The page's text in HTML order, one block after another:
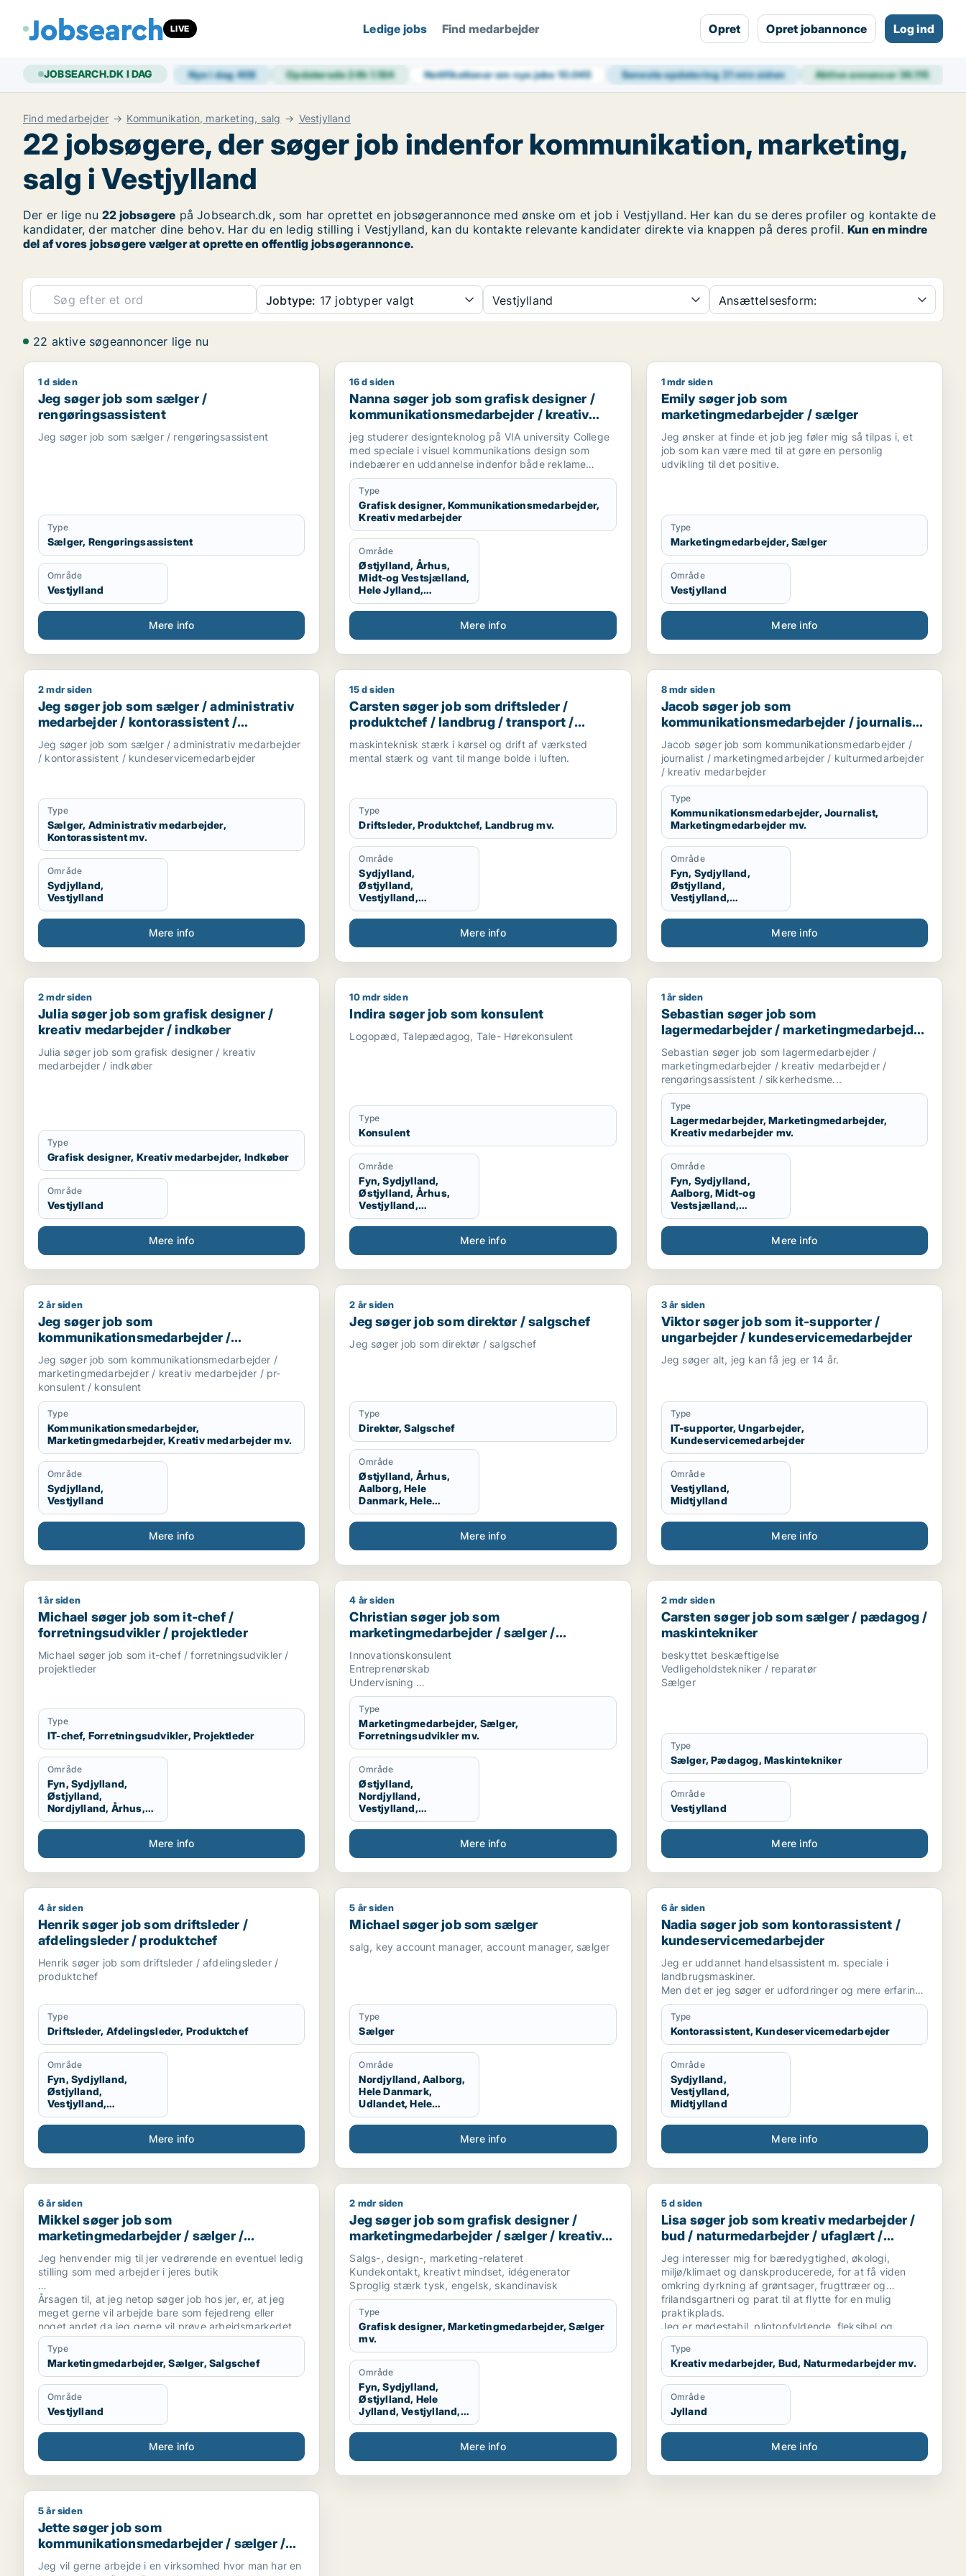
LIVE Ledige jobs Find medarbejder Opret Opret jobannonce Log ind
JOBSEARCH.DK I DAG Nye i dag408 Opdaterede 24h1.184 Notifikationer om nye jobs10.045 Seneste opdatering21 min siden Aktive annoncer36.115
Find medarbejder Kommunikation, marketing, salg Vestjylland
22 jobsøgere, der søger job indenfor kommunikation, marketing,
salg i Vestjylland
Der er lige nu 22 jobsøgere på Jobsearch.dk, som har oprettet en jobsøgerannonce med ønske om et job i Vestjylland. Her kan du se deres profiler og kontakte de
kandidater, der matcher dine behov. Har du en ledig stilling i Vestjylland, kan du kontakte relevante kandidater direkte via knappen på deres profil.Kun en mindre
del af vores jobsøgere vælger at oprette en offentlig jobsøgerannonce.
Jobtype: 17 jobtyper valgt Vestjylland Ansættelsesform:
22 aktive søgeannoncer lige nu
Jeg søger job som sælger / rengøringsassistent
1 d siden
Jeg søger job som sælger /
rengøringsassistent
Jeg søger job som sælger / rengøringsassistent
Type
Sælger, Rengøringsassistent
Område
Vestjylland
Mere info
Nanna søger job som grafisk designer / kommunikationsmedarbejder / kreativ medarbejder
16 d siden
Nanna søger job som grafisk designer /
kommunikationsmedarbejder / kreativ
medarbejder
jeg studerer designteknolog på VIA university College
med speciale i visuel kommunikations design som
indebærer en uddannelse indenfor både reklame
branchen og grafisk design. Vi arbejder med
magasiner, kampagner, plakater, styling til billeder,
mode og livsstil, trends og markedsføring. jeg søger
praktikplads indefor grafisk design, kampagner,
reklamer, SoMe, magasiner, reklame bureau, mode
brands, livsstil brands, stylist og generelt alt der har
med visuel kommunikation at gøre.
Type
Grafisk designer, Kommunikationsmedarbejder,
Kreativ medarbejder
Område
Østjylland, Århus,
Midt-og Vestsjælland,
Hele Jylland,
Vestjylland,
Midtjylland
Mere info
Emily søger job som marketingmedarbejder / sælger
1 mdr siden
Emily søger job som
marketingmedarbejder / sælger
Jeg ønsker at finde et job jeg føler mig så tilpas i, et
job som kan være med til at gøre en personlig
udvikling til det positive.
Type
Marketingmedarbejder, Sælger
Område
Vestjylland
Mere info
Jeg søger job som sælger / administrativ medarbejder / kontorassistent / kundeservicemedarbejder
2 mdr siden
Jeg søger job som sælger / administrativ
medarbejder / kontorassistent /
kundeservicemedarbejder
Jeg søger job som sælger / administrativ medarbejder
/ kontorassistent / kundeservicemedarbejder
Type
Sælger, Administrativ medarbejder,
Kontorassistent mv.
Område
Sydjylland,
Vestjylland
Mere info
Carsten søger job som driftsleder / produktchef / landbrug / transport / chauffør
15 d siden
Carsten søger job som driftsleder /
produktchef / landbrug / transport /
chauffør
maskinteknisk stærk i kørsel og drift af værksted
mental stærk og vant til mange bolde i luften.
Type
Driftsleder, Produktchef, Landbrug mv.
Område
Sydjylland,
Østjylland,
Vestjylland,
Midtjylland
Mere info
Jacob søger job som kommunikationsmedarbejder /
8 mdr siden
Jacob søger job som
kommunikationsmedarbejder / journalist /
marketingmedarbejder /
kulturmedarbejder / kreativ medarbejder
Jacob søger job som kommunikationsmedarbejder /
journalist / marketingmedarbejder / kulturmedarbejder
/ kreativ medarbejder
Type
Kommunikationsmedarbejder, Journalist,
Marketingmedarbejder mv.
Område
Fyn, Sydjylland,
Østjylland,
Vestjylland,
Midtjylland
Mere info
Julia søger job som grafisk designer / kreativ medarbejder / indkøber
2 mdr siden
Julia søger job som grafisk designer /
kreativ medarbejder / indkøber
Julia søger job som grafisk designer / kreativ
medarbejder / indkøber
Type
Grafisk designer, Kreativ medarbejder, Indkøber
Område
Vestjylland
Mere info
Indira søger job som konsulent
10 mdr siden
Indira søger job som konsulent
Logopæd, Talepædagog, Tale- Hørekonsulent
Type
Konsulent
Område
Fyn, Sydjylland,
Østjylland, Århus,
Vestjylland,
Midtjylland
Mere info
Sebastian søger job som lagermedarbejder /
1 år siden
Sebastian søger job som
lagermedarbejder / marketingmedarbejder
/ kreativ medarbejder /
rengøringsassistent /
sikkerhedsmedarbejder
Sebastian søger job som lagermedarbejder /
marketingmedarbejder / kreativ medarbejder /
rengøringsassistent / sikkerhedsme...
Type
Lagermedarbejder, Marketingmedarbejder,
Kreativ medarbejder mv.
Område
Fyn, Sydjylland,
Aalborg, Midt-og
Vestsjælland,
Sydsjælland, Hele
Danmark, Vestjylland,
Mere info
Jeg søger job som kommunikationsmedarbejder / marketingmedarbejder / kreativ medarbejder / pr-konsulent / konsulent
2 år siden
Jeg søger job som
kommunikationsmedarbejder /
marketingmedarbejder / kreativ
medarbejder / pr-konsulent / konsulent
Jeg søger job som kommunikationsmedarbejder /
marketingmedarbejder / kreativ medarbejder / pr-
konsulent / konsulent
Type
Kommunikationsmedarbejder,
Marketingmedarbejder, Kreativ medarbejder mv.
Område
Sydjylland,
Vestjylland
Mere info
Jeg søger job som direktør / salgschef
2 år siden
Jeg søger job som direktør / salgschef
Jeg søger job som direktør / salgschef
Type
Direktør, Salgschef
Område
Østjylland, Århus,
Aalborg, Hele
Danmark, Hele
Jylland, Vestjylland,
Midtjylland
Mere info
Viktor søger job som it-supporter / ungarbejder /
3 år siden
Viktor søger job som it-supporter /
ungarbejder / kundeservicemedarbejder
Jeg søger alt, jeg kan få jeg er 14 år.
Type
IT-supporter, Ungarbejder,
Kundeservicemedarbejder
Område
Vestjylland,
Midtjylland
Mere info
Michael søger job som it-chef / forretningsudvikler / projektleder
1 år siden
Michael søger job som it-chef /
forretningsudvikler / projektleder
Michael søger job som it-chef / forretningsudvikler /
projektleder
Type
IT-chef, Forretningsudvikler, Projektleder
Område
Fyn, Sydjylland,
Østjylland,
Nordjylland, Århus,
Aalborg, Vestjylland,
Midtjylland
Mere info
Christian søger job som marketingmedarbejder / sælger / forretningsudvikler / kreativ medarbejder / lærer
4 år siden
Christian søger job som
marketingmedarbejder / sælger /
forretningsudvikler / kreativ medarbejder
/ lærer
Innovationskonsulent
Entreprenørskab
Undervisning
Tekstskrivning
Type
Marketingmedarbejder, Sælger,
Forretningsudvikler mv.
Område
Østjylland,
Nordjylland,
Vestjylland,
Midtjylland
Mere info
Carsten søger job som sælger / pædagog /
2 mdr siden
Carsten søger job som sælger / pædagog /
maskintekniker
beskyttet beskæftigelse
Vedligeholdstekniker / reparatør
Sælger
Type
Sælger, Pædagog, Maskintekniker
Område
Vestjylland
Mere info
Henrik søger job som driftsleder / afdelingsleder / produktchef
4 år siden
Henrik søger job som driftsleder /
afdelingsleder / produktchef
Henrik søger job som driftsleder / afdelingsleder /
produktchef
Type
Driftsleder, Afdelingsleder, Produktchef
Område
Fyn, Sydjylland,
Østjylland,
Vestjylland,
Midtjylland
Mere info
Michael søger job som sælger
5 år siden
Michael søger job som sælger
salg, key account manager, account manager, sælger
Type
Sælger
Område
Nordjylland, Aalborg,
Hele Danmark,
Udlandet, Hele
Jylland, Vestjylland,
Midtjylland
Mere info
Nadia søger job som kontorassistent /
6 år siden
Nadia søger job som kontorassistent /
kundeservicemedarbejder
Jeg er uddannet handelsassistent m. speciale i
landbrugsmaskiner.
Men det er jeg søger er udfordringer og mere erfaring.
Min jobsøgning behøver ikke ligefrem være noget med
handel at gøre og ønsker derfor også job som
ufagelige stilling.
Type
Kontorassistent, Kundeservicemedarbejder
Område
Sydjylland,
Vestjylland,
Midtjylland
Mere info
Mikkel søger job som marketingmedarbejder / sælger / salgschef
6 år siden
Mikkel søger job som
marketingmedarbejder / sælger /
salgschef
Jeg henvender mig til jer vedrørende en eventuel ledig
stilling som med arbejder i jeres butik
Årsagen til, at jeg netop søger job hos jer, er, at jeg
meget gerne vil arbejde bare som fejedreng eller
noget andet da jeg gerne vil prøve arbejdsmarkedet
jeg har haft 2 jobs som fejedreng før så kender det lidt
Jeg er for nylig startet i 8 på tarm skole
overbygningen.
Jeg har arbejdet med flere ting før men vil gerne finde
et ordentligt arbejde så tænkte det godt kunne blive
hos jer
Jeg føler virkelig, at en ansættelse hos jer vil være det
bedste, mvh mikkel nilsson
Type
Marketingmedarbejder, Sælger, Salgschef
Område
Vestjylland
Mere info
Jeg søger job som grafisk designer / marketingmedarbejder / sælger / kreativ medarbejder /
2 mdr siden
Jeg søger job som grafisk designer /
marketingmedarbejder / sælger / kreativ
medarbejder / produktspecialist
Salgs-, design-, marketing-relateret
Kundekontakt, kreativt mindset, idégenerator
Sproglig stærk tysk, engelsk, skandinavisk
Type
Grafisk designer, Marketingmedarbejder, Sælger
mv.
Område
Fyn, Sydjylland,
Østjylland, Hele
Jylland, Vestjylland,
Midtjylland
Mere info
Lisa søger job som kreativ medarbejder / bud /
5 d siden
Lisa søger job som kreativ medarbejder /
bud / naturmedarbejder / ufaglært /
gartner
Jeg interesser mig for bæredygtighed, økologi,
miljø/klimaet og danskproducerede, for at få viden
omkring dyrkning af grøntsager, frugttræer og
frilandsgartneri og parat til at flytte for en mulig
praktikplads.
Jeg er mødestabil, pligtopfyldende, fleksibel og
hjælpsom. Jeg er ikke bange for at give en hånd
ekstra.
Type
Kreativ medarbejder, Bud, Naturmedarbejder mv.
Område
Jylland
Mere info
Jette søger job som kommunikationsmedarbejder / sælger / indkøber / administrativ medarbejder / receptionist
5 år siden
Jette søger job som
kommunikationsmedarbejder / sælger /
indkøber / administrativ medarbejder /
Jeg vil gerne arbejde i en virksomhed hvor man har en